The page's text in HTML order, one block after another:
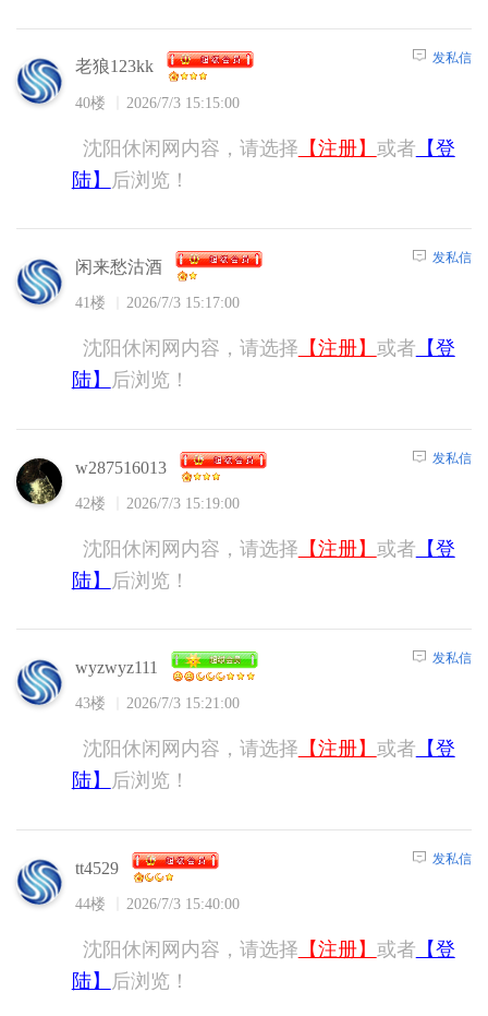
老狼123kk
40楼 2026/7/3 15:15:00
发私信
沈阳休闲网内容，请选择 【注册】 或者 【登
陆】
后浏览！
闲来愁沽酒
41楼 2026/7/3 15:17:00
发私信
沈阳休闲网内容，请选择 【注册】 或者 【登
陆】
后浏览！
w287516013
42楼 2026/7/3 15:19:00
发私信
沈阳休闲网内容，请选择 【注册】 或者 【登
陆】
后浏览！
wyzwyz111
43楼 2026/7/3 15:21:00
发私信
沈阳休闲网内容，请选择 【注册】 或者 【登
陆】
后浏览！
tt4529
44楼 2026/7/3 15:40:00
发私信
沈阳休闲网内容，请选择 【注册】 或者 【登
陆】
后浏览！